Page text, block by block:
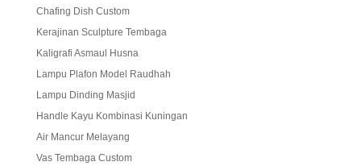
Chafing Dish Custom
Kerajinan Sculpture Tembaga
Kaligrafi Asmaul Husna
Lampu Plafon Model Raudhah
Lampu Dinding Masjid
Handle Kayu Kombinasi Kuningan
Air Mancur Melayang
Vas Tembaga Custom